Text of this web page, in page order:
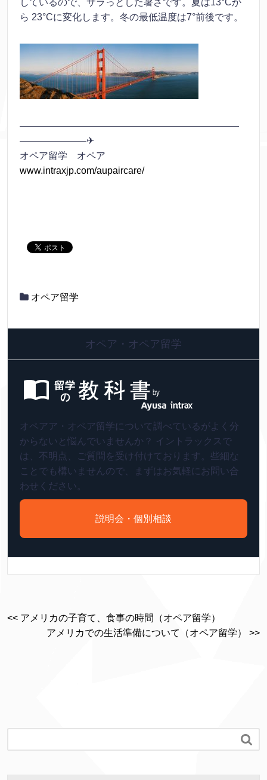
ら 23°Cに変化します。冬の最低温度は7°前後です。
———————————————————————
———————✈
オペア留学 オペア
www.intraxjp.com/aupaircare/
オペア留学
オペア・オペア留学
オペアア・オペア留学について調べているがよく分
からないと悩んでいませんか？ イントラックスで
は、不明点、ご質問を受け付けております。些細な
ことでも構いませんので、まずはお気軽にお問い合
わせください。
説明会・個別相談
<< アメリカの子育て、食事の時間（オペア留学）
アメリカでの生活準備について（オペア留学） >>
